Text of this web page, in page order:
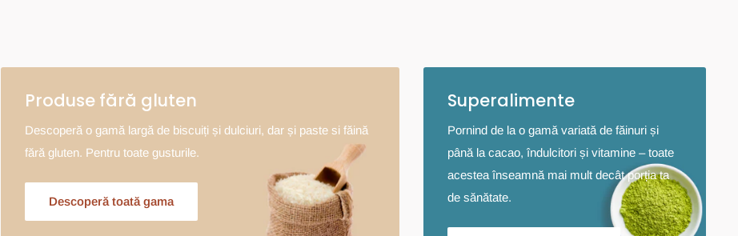
Produse fără gluten
Descoperă o gamă largă de biscuiți și dulciuri, dar și paste si făină
fără gluten. Pentru toate gusturile.
Descoperă toată gama
Superalimente
Pornind de la o gamă variată de făinuri și
până la cacao, îndulcitori și vitamine – toate
acestea înseamnă mai mult decât porția ta
de sănătate.